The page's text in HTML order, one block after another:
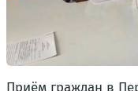
Приём граждан в